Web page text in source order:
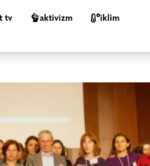
tv aktivizm i̇klim